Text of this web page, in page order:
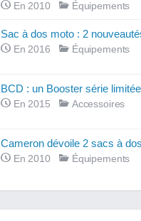
En 2010 Équipements
Sac à dos moto : 2
En 2016 Équipements
BCD : un Booster série
En 2015 Accessoires
Cameron dévoile 2 sacs à
En 2010 Équipements